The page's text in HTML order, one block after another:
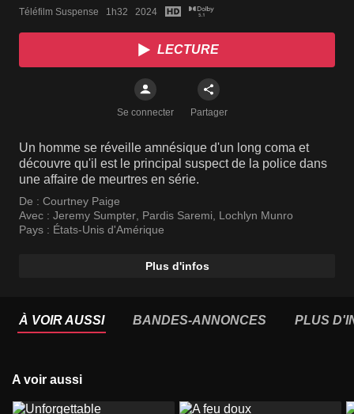
Téléfilm Suspense   1h32   2024
LECTURE
Se connecter Partager
Un homme se réveille amnésique d'un long coma et
découvre qu'il est le principal suspect de la police dans
une affaire de meurtres en série.
De : Courtney Paige
Avec : Jeremy Sumpter, Pardis Saremi, Lochlyn Munro
Pays : États-Unis d'Amérique
Plus d'infos
À VOIR AUSSI BANDES-ANNONCES PLUS
A voir aussi